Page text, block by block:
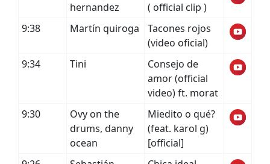
hernandez
( official clip )
9:38
Martín quiroga
Tacones rojos
(video oficial)
9:34
Tini
Consejo de
amor (official
video) ft. morat
9:30
Ovy on the
drums, danny
ocean
Miedito o qué?
(feat. karol g)
[official]